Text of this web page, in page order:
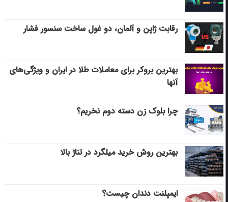
رقابت ژاپن و آلمان، دو غول ساخت سنسور فشار
بهترین بروکر برای معاملات طلا در ایران و ویژگی‌های
آنها
چرا بلوک زن دسته دوم نخریم؟
بهترین روش خرید میلگرد در تناژ بالا
ایمپلنت دندان چیست؟